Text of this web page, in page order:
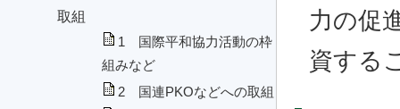
取組
1 国際平和協力活動の枠
組みなど
2 国連PKOなどへの取組
力の促
資する